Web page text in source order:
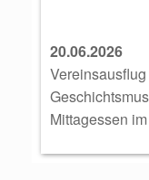
20.06.2026
Mittagessen